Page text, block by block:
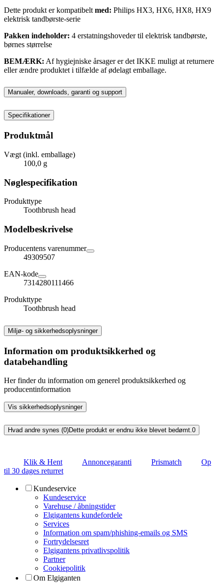
Dette produkt er kompatibelt med: Philips HX3, HX6, HX8, HX9
elektrisk tandbørste-serie
Pakken indeholder: 4 erstatningshoveder til elektrisk tandbørste,
børnes størrelse
BEMÆRK: Af hygiejniske årsager er det IKKE muligt at returnere
eller ændre produktet i tilfælde af ødelagt emballage.
Manualer, downloads, garanti og support
Specifikationer
Produktmål
Vægt (inkl. emballage)
100,0 g
Nøglespecifikation
Produkttype
Toothbrush head
Modelbeskrivelse
Producentens varenummer
49309507
EAN-kode
7314280111466
Produkttype
Toothbrush head
Miljø- og sikkerhedsoplysninger
Information om produktsikkerhed og
databehandling
Her finder du information om generel produktsikkerhed og
producentinformation
Vis sikkerhedsoplysninger
Hvad andre synes (0)Dette produkt er endnu ikke blevet bedømt.0
Klik & Hent Annoncegaranti Prismatch
Op
til 30 dages returret
Kundeservice
Kundeservice
Varehuse / åbningstider
Elgigantens kundefordele
Services
Information om spam/phishing-emails og SMS
Fortrydelsesret
Elgigantens privatlivspolitik
Partner
Cookiepolitik
Om Elgiganten